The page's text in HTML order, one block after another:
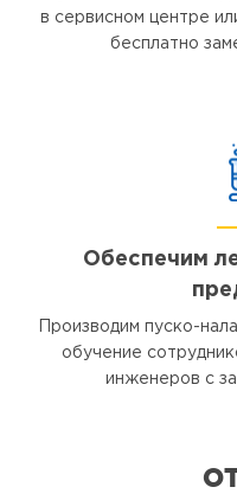
в сервисном центре
бесплатно
Обеспечим
Производим пуско-
обучение
инженеров с